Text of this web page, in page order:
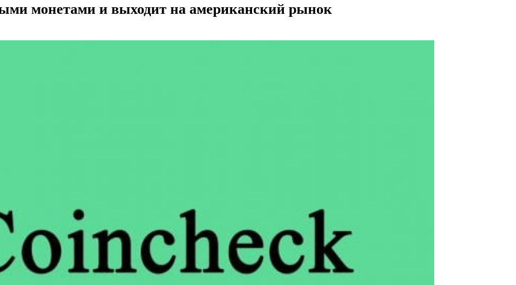
монетами и выходит на американский рынок